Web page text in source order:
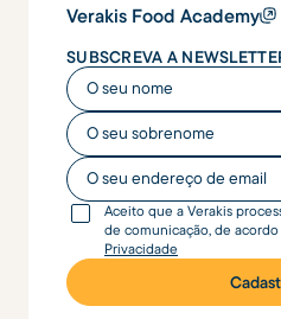
Verakis Food Academy
SUBSCREVA A
O seu nome
O seu nome
O seu endereço de email
Aceito que a Verakis
de comunicação, de
Privacidade